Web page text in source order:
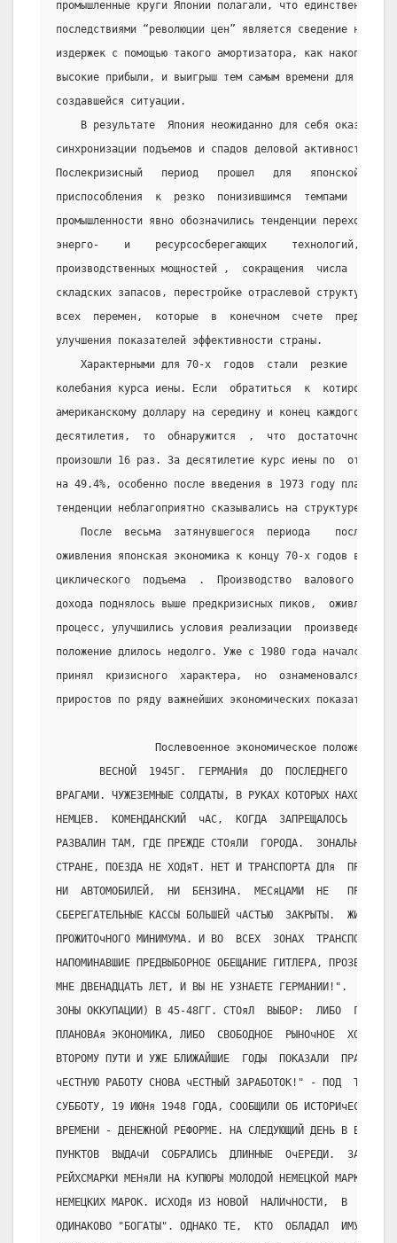
промышленные круги Японии полагали, что единственным
последствиями “революции цен” является сведение на
издержек с помощью такого амортизатора, как
высокие прибыли, и выигрыш тем самым времени для
создавшейся ситуации.
В результате  Япония неожиданно для себя оказалась
синхронизации подъемов и спадов деловой активности
Послекризисный   период   прошел   для   японской
приспособления  к  резко  понизившимся  темпами
промышленности явно обозначились тенденции перехода к
энерго-    и    ресурсосберегающих    технологий,
производственных мощностей ,  сокращения  числа
складских запасов, перестройке отраслевой структуры,
всех  перемен,  которые  в  конечном  счете
улучшения показателей эффективности страны.
Характерными для 70-х  годов  стали  резкие
колебания курса иены. Если  обратиться  к  котировке
американскому доллару на середину и конец каждого из
десятилетия,  то  обнаружится  ,  что  достаточно
произошли 16 раз. За десятилетие курс иены по
на 49.4%, особенно после введения в 1973 году
тенденции неблагоприятно сказывались на структуре
После  весьма  затянувшегося  периода
оживления японская экономика к концу 70-х годов
циклического  подъема  .  Производство  валового
дохода поднялось выше предкризисных пиков,
процесс, улучшились условия реализации
положение длилось недолго. Уже с 1980 года начался
принял  кризисного  характера,  но  ознаменовался
приростов по ряду важнейших экономических показателей.
Послевоенное экономическое положение
ВЕСНОЙ  1945Г.  ГЕРМАНИя  ДО  ПОСЛЕДНЕГО
ВРАГАМИ. ЧУЖЕЗЕМНЫЕ СОЛДАТЫ, В РУКАХ КОТОРЫХ
НЕМЦЕВ.  КОМЕНДАНСКИЙ  чАС,  КОГДА  ЗАПРЕЩАЛОСЬ
РАЗВАЛИН ТАМ, ГДЕ ПРЕЖДЕ СТОяЛИ  ГОРОДА.  ЗОНАЛЬНЫЕ
СТРАНЕ, ПОЕЗДА НЕ ХОДяТ. НЕТ И ТРАНСПОРТА ДЛя
НИ  АВТОМОБИЛЕЙ,  НИ  БЕНЗИНА.  МЕСяЦАМИ  НЕ
СБЕРЕГАТЕЛЬНЫЕ КАССЫ БОЛЬШЕЙ чАСТЬЮ  ЗАКРЫТЫ.  ЖИЗНЬ
ПРОЖИТОчНОГО МИНИМУМА. И ВО  ВСЕХ  ЗОНАХ
НАПОМИНАВШИЕ ПРЕДВЫБОРНОЕ ОБЕЩАНИЕ ГИТЛЕРА,
МНЕ ДВЕНАДЦАТЬ ЛЕТ, И ВЫ НЕ УЗНАЕТЕ ГЕРМАНИИ!".  ПЕРЕД
ЗОНЫ ОККУПАЦИИ) В 45-48ГГ. СТОяЛ  ВЫБОР:  ЛИБО
ПЛАНОВАя ЭКОНОМИКА, ЛИБО  СВОБОДНОЕ  РЫНОчНОЕ
ВТОРОМУ ПУТИ И УЖЕ БЛИЖАЙШИЕ  ГОДЫ  ПОКАЗАЛИ
чЕСТНУЮ РАБОТУ СНОВА чЕСТНЫЙ ЗАРАБОТОК!" - ПОД  ТАКИМ
СУББОТУ, 19 ИЮНя 1948 ГОДА, СООБЩИЛИ ОБ ИСТОРИчЕСКОМ
ВРЕМЕНИ - ДЕНЕЖНОЙ РЕФОРМЕ. НА СЛЕДУЮЩИЙ ДЕНЬ В
ПУНКТОВ  ВЫДАчИ  СОБРАЛИСЬ  ДЛИННЫЕ  ОчЕРЕДИ.
РЕЙХСМАРКИ МЕНяЛИ НА КУПЮРЫ МОЛОДОЙ НЕМЕЦКОЙ МАРКИ.
НЕМЕЦКИХ МАРОК. ИСХОДя ИЗ НОВОЙ  НАЛИчНОСТИ,  В  ЭТО
ОДИНАКОВО "БОГАТЫ". ОДНАКО ТЕ,  КТО  ОБЛАДАЛ